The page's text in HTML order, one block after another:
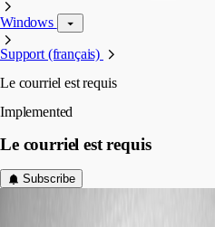
Windows
Support (français)
Le courriel est requis
Implemented
Le courriel est requis
Subscribe